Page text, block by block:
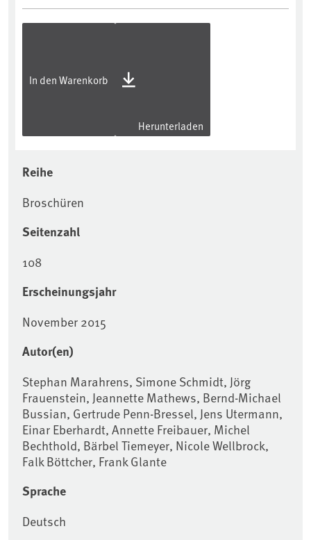
In den Warenkorb
Herunterladen
Reihe
Broschüren
Seitenzahl
108
Erscheinungsjahr
November 2015
Autor(en)
Stephan Marahrens, Simone Schmidt, Jörg
Frauenstein, Jeannette Mathews, Bernd-Michael
Bussian, Gertrude Penn-Bressel, Jens Utermann,
Einar Eberhardt, Annette Freibauer, Michel
Bechthold, Bärbel Tiemeyer, Nicole Wellbrock,
Falk Böttcher, Frank Glante
Sprache
Deutsch